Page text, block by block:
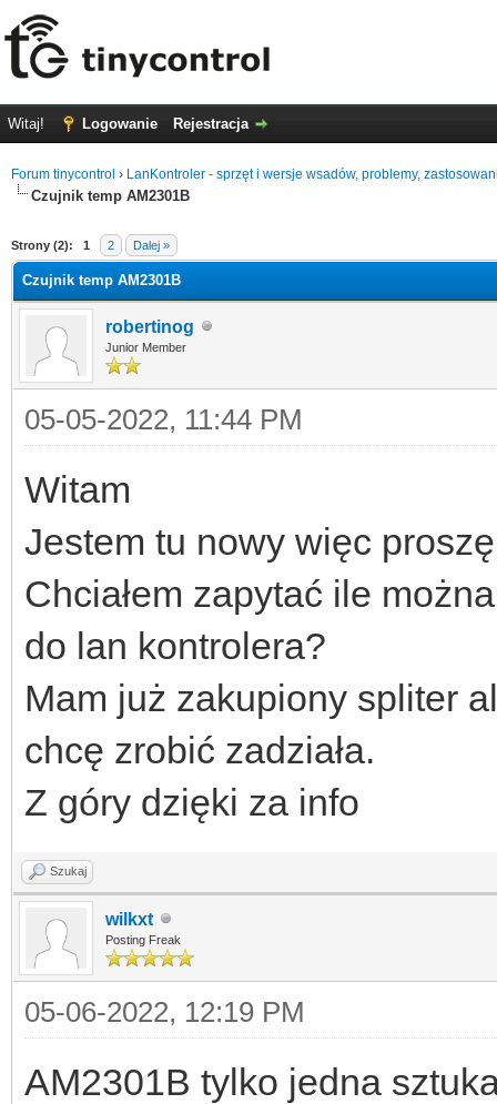
Witaj! Logowanie Rejestracja
Forum tinycontrol › LanKontroler - sprzęt i wersje wsadów, problemy,
Czujnik temp AM2301B
Strony (2): 1 2 Dalej »
Czujnik temp AM2301B
robertinog
Junior Member
05-05-2022, 11:44 PM
Witam
Jestem tu nowy więc
Chciałem zapytać ile
do lan kontrolera?
Mam już zakupiony spliter
chcę zrobić zadziała.
Z góry dzięki za info
Szukaj
wilkxt
Posting Freak
05-06-2022, 12:19 PM
AM2301B tylko jedna